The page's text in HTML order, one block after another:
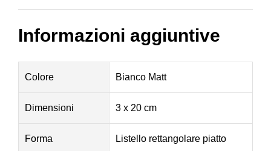
Informazioni aggiuntive
Colore Bianco Matt
Dimensioni 3 x 20 cm
Forma Listello rettangolare piatto